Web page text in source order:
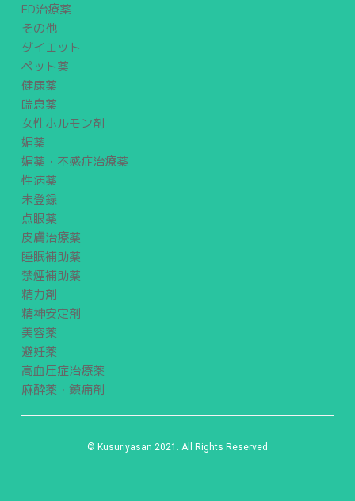
ED治療薬
その他
ダイエット
ペット薬
健康薬
喘息薬
女性ホルモン剤
媚薬
媚薬・不感症治療薬
性病薬
未登録
点眼薬
皮膚治療薬
睡眠補助薬
禁煙補助薬
精力剤
精神安定剤
美容薬
避妊薬
高血圧症治療薬
麻酔薬・鎮痛剤
© Kusuriyasan 2021. All Rights Reserved